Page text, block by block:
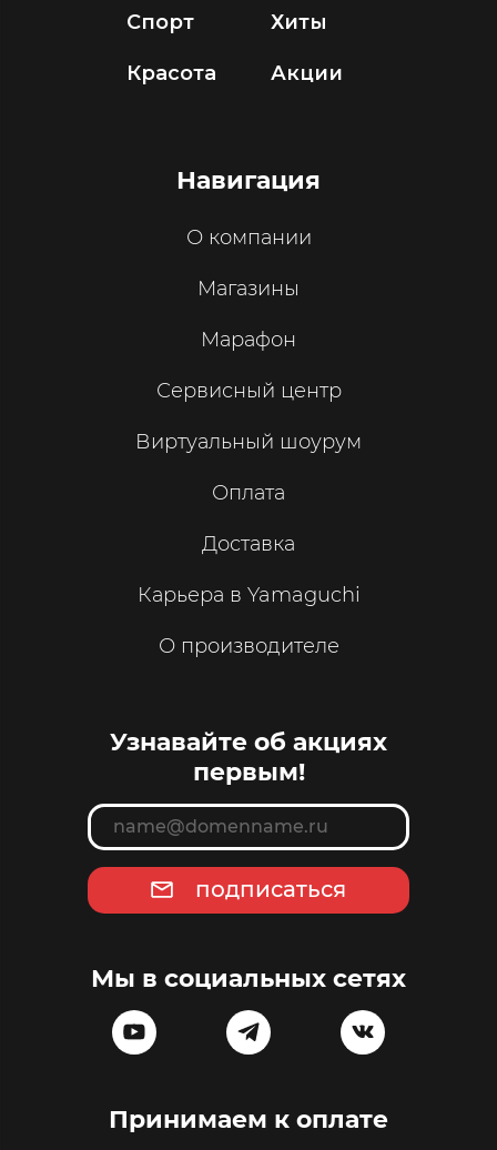
Спорт
Красота
Хиты
Акции
Навигация
О компании
Магазины
Марафон
Сервисный центр
Виртуальный шоурум
Оплата
Доставка
Карьера в Yamaguchi
О производителе
Узнавайте об акциях
первым!
подписаться
Мы в социальных сетях
Принимаем к оплате